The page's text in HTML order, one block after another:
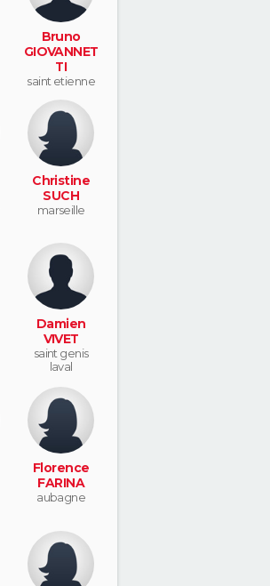
Bruno
GIOVANNET
TI
saint etienne
Christine
SUCH
marseille
Damien
VIVET
saint genis
laval
Florence
FARINA
aubagne